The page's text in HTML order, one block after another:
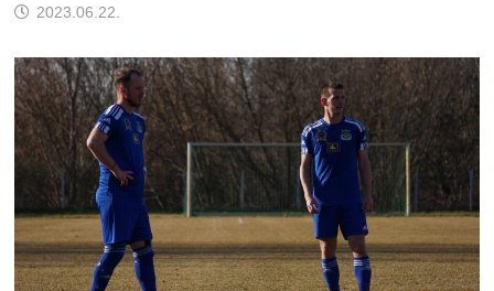
2023.06.22.